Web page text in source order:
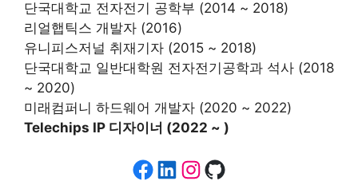
단국대학교 전자전기 공학부 (2014 ~ 2018)
리얼햅틱스 개발자 (2016)
유니피스저널 취재기자 (2015 ~ 2018)
단국대학교 일반대학원 전자전기공학과 석사 (2018
~ 2020)
미래컴퍼니 하드웨어 개발자 (2020 ~ 2022)
Telechips IP 디자이너 (2022 ~ )
Facebook
LinkedIn
Instagram
GitHub